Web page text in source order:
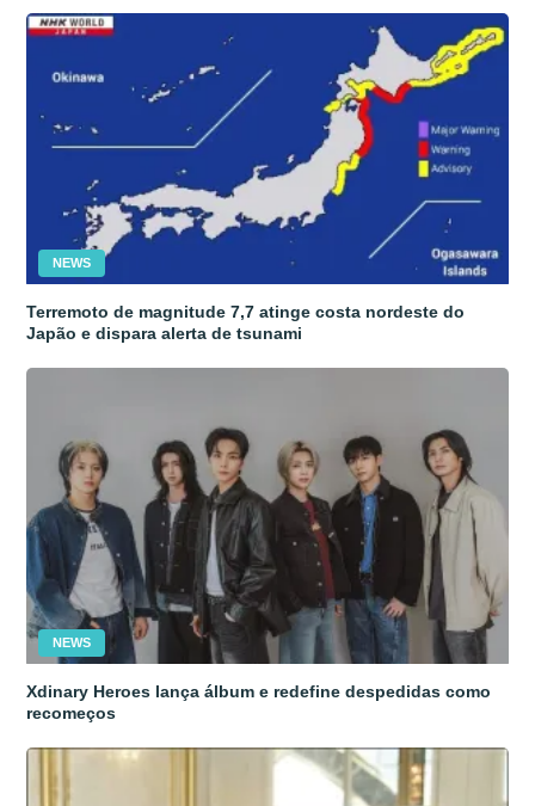
NEWS
Terremoto de magnitude 7,7 atinge costa nordeste do
Japão e dispara alerta de tsunami
NEWS
Xdinary Heroes lança álbum e redefine despedidas como
recomeços